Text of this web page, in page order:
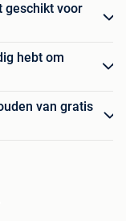
geschikt voor
hebt om
van gratis